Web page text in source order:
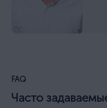
FAQ
Часто